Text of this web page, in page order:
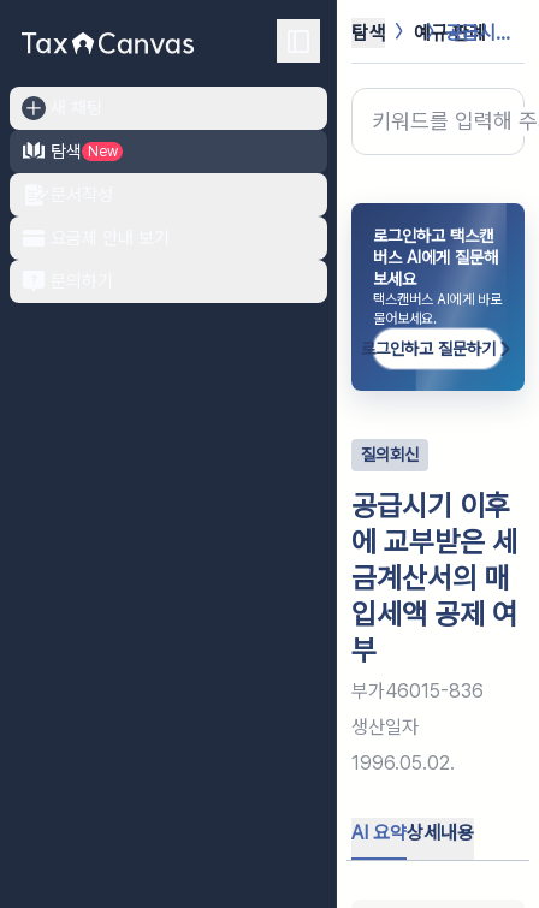
탐색
New
탐색 예규·판례 공급시기 이후에 교부받은 세금계산서의...
로그인하고 택스캔
버스 AI에게 질문해
보세요
택스캔버스 AI에게 바로
물어보세요.
로그인하고 질문하기
질의회신
공급시기 이후
에 교부받은 세
금계산서의 매
입세액 공제 여
부
부가46015-836
생산일자
1996.05.02.
AI 요약상세내용